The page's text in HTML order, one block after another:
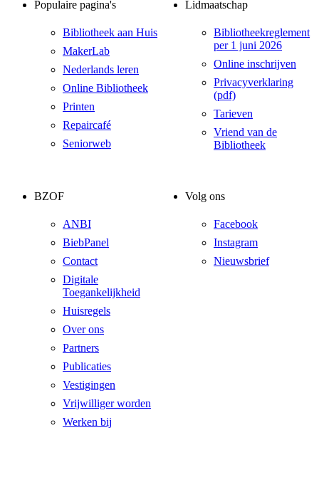
Populaire pagina's
Bibliotheek aan Huis
MakerLab
Nederlands leren
Online Bibliotheek
Printen
Repaircafé
Seniorweb
Lidmaatschap
Bibliotheekreglement
per 1 juni 2026
Online inschrijven
Privacyverklaring
(pdf)
Tarieven
Vriend van de
Bibliotheek
BZOF
ANBI
BiebPanel
Contact
Digitale
Toegankelijkheid
Huisregels
Over ons
Partners
Publicaties
Vestigingen
Vrijwilliger worden
Werken bij
Volg ons
Facebook
Instagram
Nieuwsbrief